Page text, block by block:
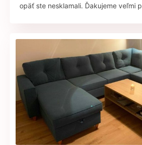
opäť ste nesklamali. Ďakujeme veľmi